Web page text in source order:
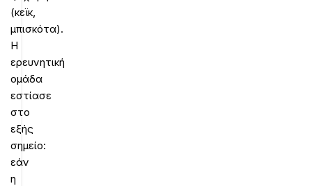
(κεϊκ,
μπισκότα).
Η
ερευνητική
ομάδα
εστίασε
στο
εξής
σημείο:
εάν
η